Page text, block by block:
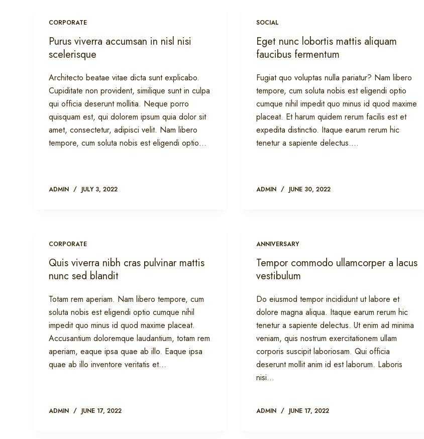
CORPORATE
Purus viverra accumsan in nisl nisi
scelerisque
Architecto beatae vitae dicta sunt explicabo.
Cupiditate non provident, similique sunt in culpa
qui officia deserunt mollitia. Neque porro
quisquam est, qui dolorem ipsum quia dolor sit
amet, consectetur, adipisci velit. Nam libero
tempore, cum soluta nobis est eligendi optio…
ADMIN JULY 3, 2022
SOCIAL
Eget nunc lobortis mattis aliquam
faucibus fermentum
Fugiat quo voluptas nulla pariatur? Nam libero
tempore, cum soluta nobis est eligendi optio
cumque nihil impedit quo minus id quod maxime
placeat. Et harum quidem rerum facilis est et
expedita distinctio. Itaque earum rerum hic
tenetur a sapiente delectus.…
ADMIN JUNE 30, 2022
CORPORATE
Quis viverra nibh cras pulvinar mattis
nunc sed blandit
Totam rem aperiam. Nam libero tempore, cum
soluta nobis est eligendi optio cumque nihil
impedit quo minus id quod maxime placeat.
Accusantium doloremque laudantium, totam rem
aperiam, eaque ipsa quae ab illo. Eaque ipsa
quae ab illo inventore veritatis et…
ADMIN JUNE 17, 2022
ANNIVERSARY
Tempor commodo ullamcorper a lacus
vestibulum
Do eiusmod tempor incididunt ut labore et
dolore magna aliqua. Itaque earum rerum hic
tenetur a sapiente delectus. Ut enim ad minima
veniam, quis nostrum exercitationem ullam
corporis suscipit laboriosam. Qui officia
deserunt mollit anim id est laborum. Laboris
nisi…
ADMIN JUNE 17, 2022